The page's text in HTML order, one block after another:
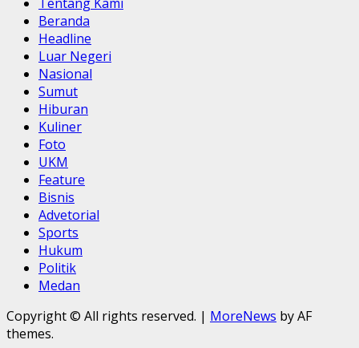
Beranda
Headline
Luar Negeri
Nasional
Sumut
Hiburan
Kuliner
Foto
UKM
Feature
Bisnis
Advetorial
Sports
Hukum
Politik
Medan
Copyright © All rights reserved. | MoreNews by AF
themes.